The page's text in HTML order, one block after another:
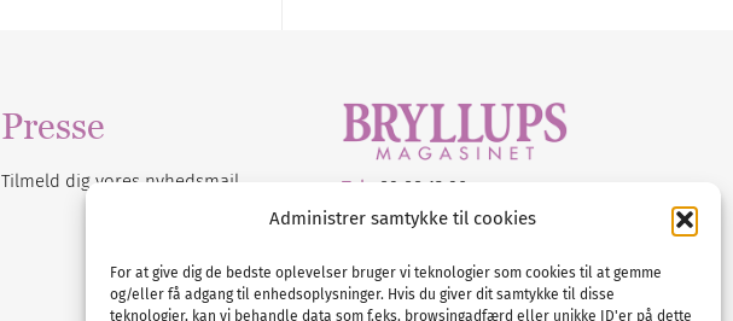
Administrer samtykke til cookies
For at give dig de bedste oplevelser bruger vi teknologier som cookies til at gemme
og/eller få adgang til enhedsoplysninger. Hvis du giver dit samtykke til disse
teknologier, kan vi behandle data som f.eks. browsingadfærd eller unikke ID'er på dette
Presse
Tilmeld dig vores nyhedsmail Tel :
89 88 13 90
E-post:info@nordicbridalmedia.com
© All rights reserved.
Org.nr: DK34787271